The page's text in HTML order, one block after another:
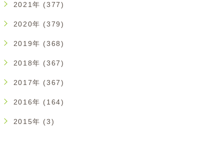
2021年 (377)
2020年 (379)
2019年 (368)
2018年 (367)
2017年 (367)
2016年 (164)
2015年 (3)